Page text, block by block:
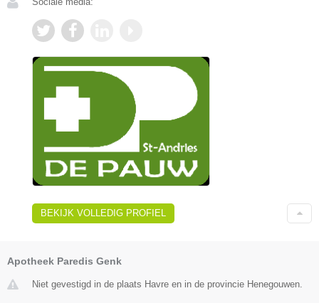
BEKIJK VOLLEDIG PROFIEL
Apotheek Paredis Genk
Niet gevestigd in de plaats Havre en in de provincie Henegouwen.